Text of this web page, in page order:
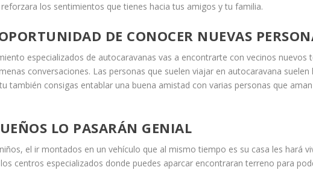
los sentimientos que tienes hacia tus amigos y tu familia.
DE CONOCER NUEVAS
especializados de autocaravanas vas a encontrarte con vecinos nuevos
conversaciones. Las personas que suelen viajar en autocaravana suelen
también consigas entablar una buena amistad con varias personas que
LO PASARÁN GENIAL
el ir montados en un vehículo que al mismo tiempo es su casa les hará
centros especializados donde puedes aparcar encontraran terreno para